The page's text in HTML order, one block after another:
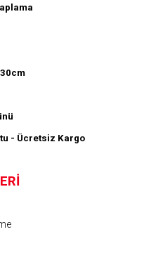
- Ücretsiz Kargo